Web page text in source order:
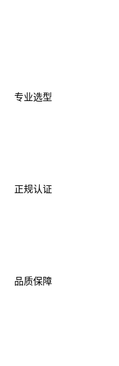
专业选型
正规认证
品质保障